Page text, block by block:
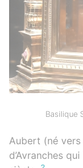
Basilique
Aubert (né
d’Avranches